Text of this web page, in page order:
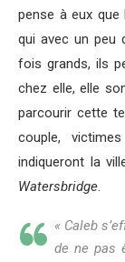
pense à eux que
qui avec un peu
fois grands, ils
chez elle, elle
parcourir cette
couple,
indiqueront la
Watersbridge.
« Caleb
de ne pas